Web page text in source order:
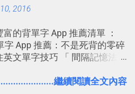
變身 Trello ！幫雲端硬碟
，卻還沒有在電腦玩物上寫過
的介紹！雖然錯過了幾年前第
薦 Trello 的時機，但在這段時
使用方法，歸納出「 為什麼值
2016
富的背單字 App 推薦清單 ：
字 App 推薦：不是死背的零碎
文單字技巧 「 間隔記憶法
變成長期記憶。 舉例來說我今
繼續閱讀全文內容